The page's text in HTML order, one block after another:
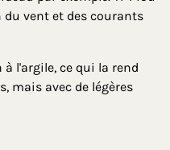
vent et des courants
l'argile, ce qui la rend
mais avec de légères